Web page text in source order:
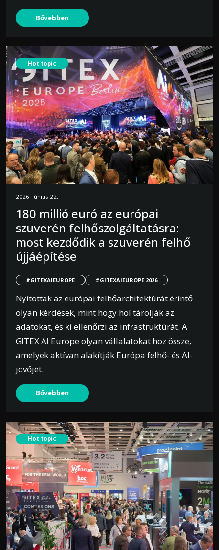
Bővebben
Hot topic
2026. június 22.
180 millió euró az európai
szuverén felhőszolgáltatásra:
most kezdődik a szuverén felhő
újjáépítése
#GITEXAIEUROPE #GITEXAIEUROPE 2026
Nyitottak az európai felhőarchitektúrát érintő
olyan kérdések, mint hogy hol tárolják az
adatokat, és ki ellenőrzi az infrastruktúrát. A
GITEX AI Europe olyan vállalatokat hoz össze,
amelyek aktívan alakítják Európa felhő- és AI-
jövőjét.
Bővebben
Hot topic